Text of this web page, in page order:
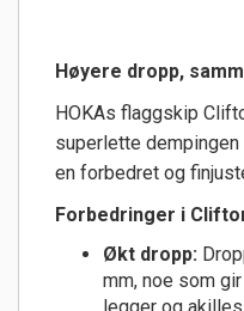
Høyere dropp,
HOKAs flaggskip
superlette
en forbedret og
Forbedringer i
Økt dropp:
mm, noe som
legger og